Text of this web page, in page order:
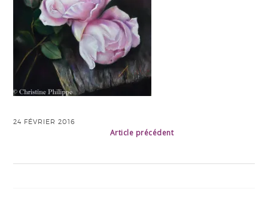
24 FÉVRIER 2016
Article précédent